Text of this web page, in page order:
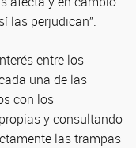
las perjudican”.
entre los
una de las
con los
y consultando
las trampas